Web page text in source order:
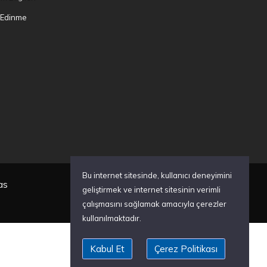
Bu internet sitesinde, kullanıcı deneyimini
geliştirmek ve internet sitesinin verimli
çalışmasını sağlamak amacıyla çerezler
kullanılmaktadır.
Kabul Et Çerez Politikası